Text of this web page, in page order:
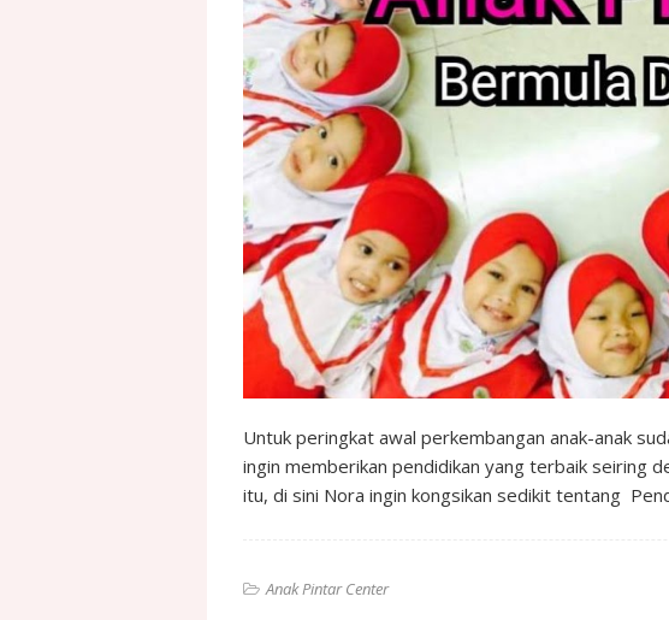
Untuk peringkat awal perkembangan anak-anak
ingin memberikan pendidikan yang terbaik seiring
itu, di sini Nora ingin kongsikan sedikit tentang
Anak Pintar Center